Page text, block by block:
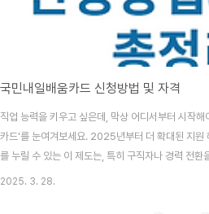
국민내일배움카드 신청방법 및 자격
직업 능력을 키우고 싶은데, 막상 어디서부터 시작
카드'를 눈여겨보세요. 2025년부터 더 확대된 지원
를 누릴 수 있는 이 제도는, 특히 구직자나 경력 전환
입니다.정부에서 운영하는 신뢰도 높은 제도인 만큼,
2025. 3. 28.